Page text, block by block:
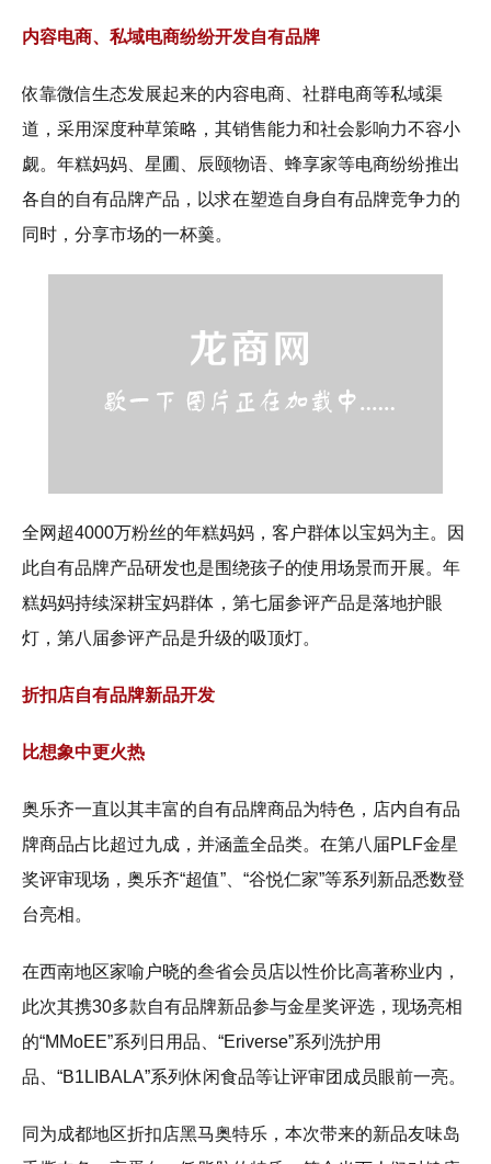
内容电商、私域电商纷纷开发自有品牌
依靠微信生态发展起来的内容电商、社群电商等私域渠
道，采用深度种草策略，其销售能力和社会影响力不容小
觑。年糕妈妈、星圃、辰颐物语、蜂享家等电商纷纷推出
各自的自有品牌产品，以求在塑造自身自有品牌竞争力的
同时，分享市场的一杯羹。
全网超4000万粉丝的年糕妈妈，客户群体以宝妈为主。因
此自有品牌产品研发也是围绕孩子的使用场景而开展。年
糕妈妈持续深耕宝妈群体，第七届参评产品是落地护眼
灯，第八届参评产品是升级的吸顶灯。
折扣店自有品牌新品开发
比想象中更火热
奥乐齐一直以其丰富的自有品牌商品为特色，店内自有品
牌商品占比超过九成，并涵盖全品类。在第八届PLF金星
奖评审现场，奥乐齐“超值”、“谷悦仁家”等系列新品悉数登
台亮相。
在西南地区家喻户晓的叁省会员店以性价比高著称业内，
此次其携30多款自有品牌新品参与金星奖评选，现场亮相
的“MMoEE”系列日用品、“Eriverse”系列洗护用
品、“B1LIBALA”系列休闲食品等让评审团成员眼前一亮。
同为成都地区折扣店黑马奥特乐，本次带来的新品友味岛